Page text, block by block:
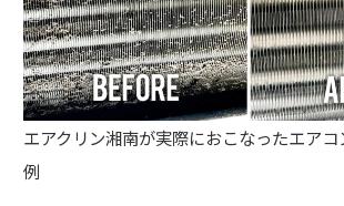
エアクリン湘南が実際におこなったエア
例